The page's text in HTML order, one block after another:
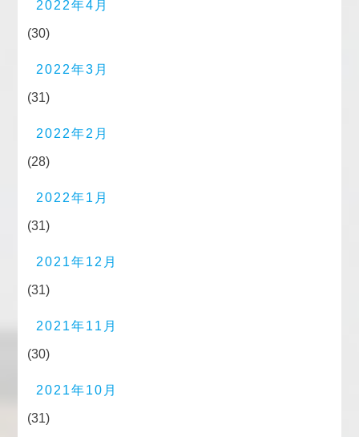
2022年4月
(30)
2022年3月
(31)
2022年2月
(28)
2022年1月
(31)
2021年12月
(31)
2021年11月
(30)
2021年10月
(31)